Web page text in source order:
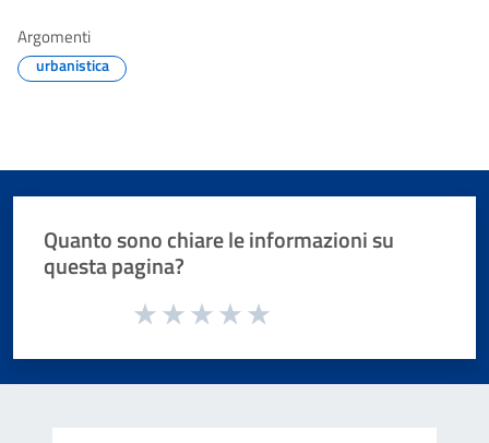
Argomenti
urbanistica
Quanto sono chiare le informazioni su
questa pagina?
Valuta da 1 a 5 stelle la pagina